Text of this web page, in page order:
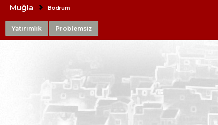
Muğla Bodrum
Yatırımlık Problemsiz